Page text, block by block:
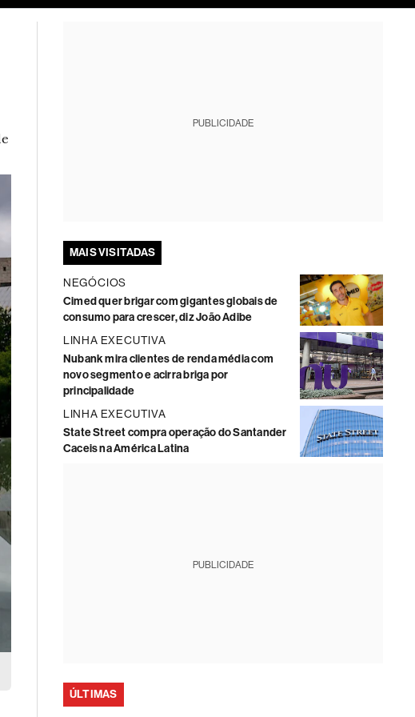
PUBLICIDADE
MAIS VISITADAS
NEGÓCIOS
Cimed quer brigar com gigantes globais de
consumo para crescer, diz João Adibe
LINHA EXECUTIVA
Nubank mira clientes de renda média com
novo segmento e acirra briga por
principalidade
LINHA EXECUTIVA
State Street compra operação do Santander
Caceis na América Latina
PUBLICIDADE
ÚLTIMAS